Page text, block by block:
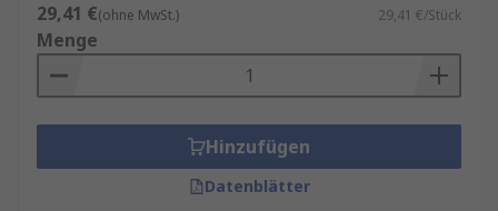
29,41 €(ohne MwSt.) 29,41 €/Stück
Menge
Hinzufügen
Datenblätter